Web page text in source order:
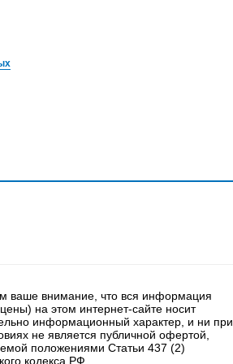
ваше внимание, что вся информация
на этом интернет-сайте носит
информационный характер, и ни при
не является публичной офертой,
положениями Статьи 437 (2)
кодекса РФ.